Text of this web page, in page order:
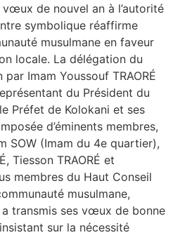
de nouvel an à l’autorité
symbolique réaffirme
musulmane en faveur
locale. ‎La délégation du
Imam Youssouf TRAORÉ
du Président du
Préfet de Kolokani et ses
d’éminents membres,
SOW (Imam du 4e quartier),
Tiesson TRAORÉ et
membres du Haut Conseil
musulmane,
a transmis ses vœux de bonne
sur la nécessité